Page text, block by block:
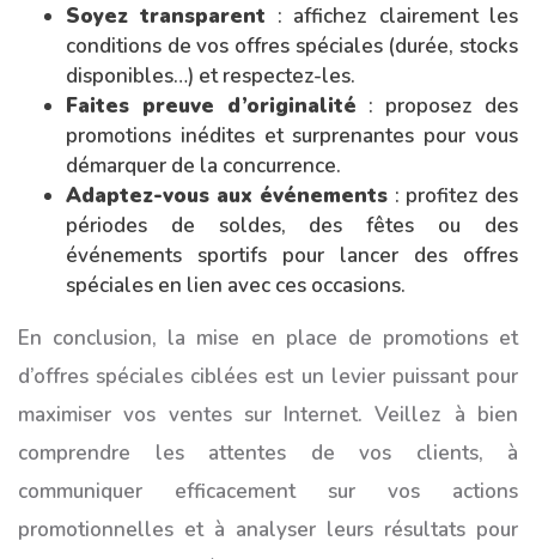
Soyez transparent : affichez clairement les
conditions de vos offres spéciales (durée, stocks
disponibles…) et respectez-les.
Faites preuve d’originalité : proposez des
promotions inédites et surprenantes pour vous
démarquer de la concurrence.
Adaptez-vous aux événements : profitez des
périodes de soldes, des fêtes ou des
événements sportifs pour lancer des offres
spéciales en lien avec ces occasions.
En conclusion, la mise en place de promotions et
d’offres spéciales ciblées est un levier puissant pour
maximiser vos ventes sur Internet. Veillez à bien
comprendre les attentes de vos clients, à
communiquer efficacement sur vos actions
promotionnelles et à analyser leurs résultats pour